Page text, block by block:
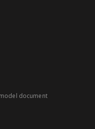
document